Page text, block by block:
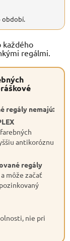
období.
každého
regálmi.
regály nemajú:
antikoróznu
regály
môže začať
nie pri